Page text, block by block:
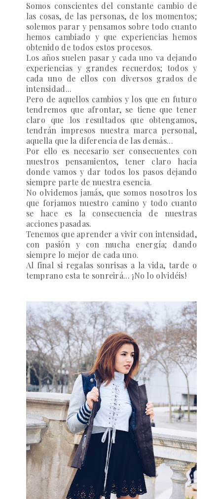
Somos conscientes del constante cambio de
las cosas, de las personas, de los momentos;
solemos parar y pensamos sobre todo cuanto
hemos cambiado y que experiencias hemos
obtenido de todos estos procesos.
Los años suelen pasar y cada uno va dejando
experiencias y grandes recuerdos; todos y
cada uno de ellos con diversos grados de
intensidad...
Pero de aquellos cambios y los que en futuro
tendremos que afrontar, se tiene que tener
claro que los resultados que obtengamos,
tendrán impresos nuestra marca personal,
aquella que la diferencia de las demás...
Por ello es necesario ser consecuentes con
nuestros pensamientos, tener claro hacia
donde vamos y dar todos los pasos dejando
siempre parte de nuestra esencia.
No olvidemos jamás, que somos nosotros los
que forjamos nuestro camino y todo cuanto
se hace es la consecuencia de nuestras
acciones pasadas.
Tenemos que aprender a vivir con intensidad,
con pasión y con mucha energía; dando
siempre lo mejor de cada uno.
Al final si regalas sonrisas a la vida, tarde o
temprano esta te sonreirá... ¡No lo olvidéis!